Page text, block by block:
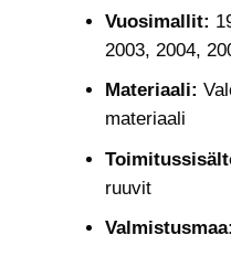
Vuosimallit:
2003, 2004,
Materiaali:
materiaali
ruuvit
Valmistusmaa: